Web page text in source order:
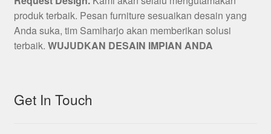
produk terbaik. Pesan furniture sesuaikan desain yang
Anda suka, tim Samiharjo akan memberikan solusi
terbaik. WUJUDKAN DESAIN IMPIAN ANDA
Get In Touch